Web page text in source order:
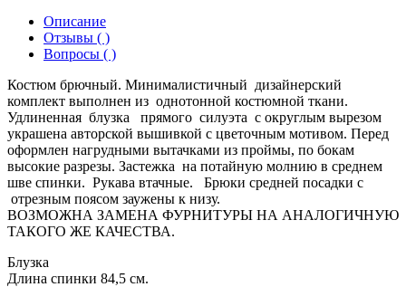
Описание
Отзывы ( )
Вопросы ( )
Костюм брючный. Минималистичный дизайнерский
комплект выполнен из однотонной костюмной ткани.
Удлиненная блузка прямого силуэта с округлым вырезом
украшена авторской вышивкой с цветочным мотивом. Перед
оформлен нагрудными вытачками из проймы, по бокам
высокие разрезы. Застежка на потайную молнию в среднем
шве спинки. Рукава втачные. Брюки средней посадки с
отрезным поясом заужены к низу.
ВОЗМОЖНА ЗАМЕНА ФУРНИТУРЫ НА АНАЛОГИЧНУЮ
ТАКОГО ЖЕ КАЧЕСТВА.
Блузка
Длина спинки 84,5 см.